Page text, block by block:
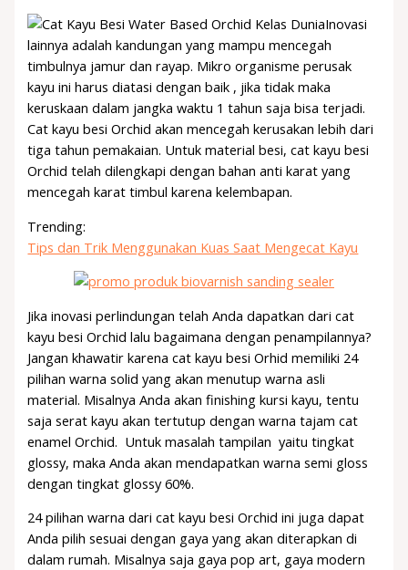
Inovasi
lainnya adalah kandungan yang mampu mencegah
timbulnya jamur dan rayap. Mikro organisme perusak
kayu ini harus diatasi dengan baik , jika tidak maka
keruskaan dalam jangka waktu 1 tahun saja bisa terjadi.
Cat kayu besi Orchid akan mencegah kerusakan lebih dari
tiga tahun pemakaian. Untuk material besi, cat kayu besi
Orchid telah dilengkapi dengan bahan anti karat yang
mencegah karat timbul karena kelembapan.
Trending:
Tips dan Trik Menggunakan Kuas Saat Mengecat Kayu
Jika inovasi perlindungan telah Anda dapatkan dari cat
kayu besi Orchid lalu bagaimana dengan penampilannya?
Jangan khawatir karena cat kayu besi Orhid memiliki 24
pilihan warna solid yang akan menutup warna asli
material. Misalnya Anda akan finishing kursi kayu, tentu
saja serat kayu akan tertutup dengan warna tajam cat
enamel Orchid. Untuk masalah tampilan yaitu tingkat
glossy, maka Anda akan mendapatkan warna semi gloss
dengan tingkat glossy 60%.
24 pilihan warna dari cat kayu besi Orchid ini juga dapat
Anda pilih sesuai dengan gaya yang akan diterapkan di
dalam rumah. Misalnya saja gaya pop art, gaya modern